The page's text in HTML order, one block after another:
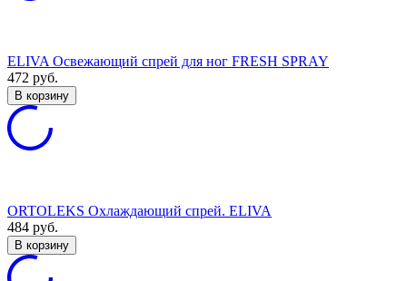
ELIVA Освежающий спрей для ног FRESH SPRAY
472 руб.
В корзину
ORTOLEKS Охлаждающий спрей. ELIVA
484 руб.
В корзину